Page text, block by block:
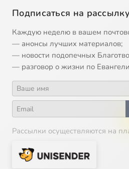
Подписаться на
Каждую неделю в вашем
— анонсы лучших материалов;
— новости подопечных
— разговор о жизни по
Рассылки осуществляются на